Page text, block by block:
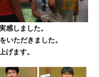
感しました。
いただきました。
げます。